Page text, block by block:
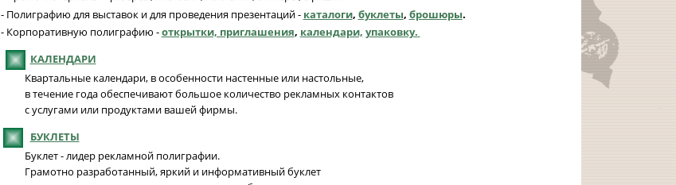
- Полиграфию для выставок и для проведения презентаций - каталоги, буклеты, брошюры.
- Корпоративную полиграфию -открытки, приглашения, календари, упаковку.
КАЛЕНДАРИ
Квартальные календари, в особенности настенные или настольные,
в течение года обеспечивают большое количество рекламных контактов
с услугами или продуктами вашей фирмы.
БУКЛЕТЫ
Буклет - лидер рекламной полиграфии.
Грамотно разработанный, яркий и информативный буклет